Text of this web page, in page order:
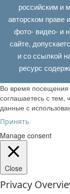
российским и
авторском праве
фото- видео- и
сайте,
и со ссылкой
ресурс
Во время посещения
соглашаетесь с
данные с
Принять
Manage consent
Close
Privacy